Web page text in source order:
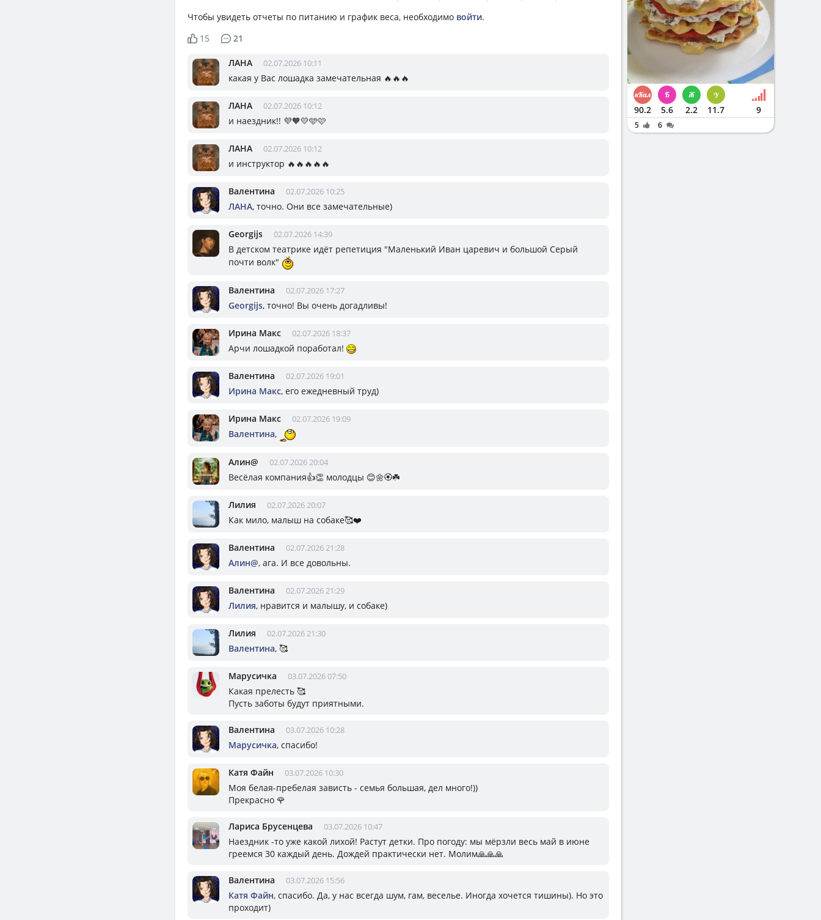
Чтобы увидеть отчеты по питанию и график веса, необходимо войти.
15
21
ЛАНА 02.07.2026 10:11
какая у Вас лошадка замечательная 🔥🔥🔥
ЛАНА 02.07.2026 10:12
и наездник!! 💜🧡💛🩵🩷
ЛАНА 02.07.2026 10:12
и инструктор 🔥🔥🔥🔥🔥
Валентина 02.07.2026 10:25
ЛАНА, точно. Они все замечательные)
Georgijs 02.07.2026 14:39
В детском театрике идёт репетиция "Маленький Иван царевич и большой Серый
почти волк"
Валентина 02.07.2026 17:27
Georgijs, точно! Вы очень догадливы!
Ирина Макс 02.07.2026 18:37
Арчи лошадкой поработал!
Валентина 02.07.2026 19:01
Ирина Макс, его ежедневный труд)
Ирина Макс 02.07.2026 19:09
Валентина,
Алин@ 02.07.2026 20:04
Весёлая компания👍👏 молодцы 😊🌼🏵☘️
Лилия 02.07.2026 20:07
Как мило, малыш на собаке🥰❤️
Валентина 02.07.2026 21:28
Алин@, ага. И все довольны.
Валентина 02.07.2026 21:29
Лилия, нравится и малышу, и собаке)
Лилия 02.07.2026 21:30
Валентина, 🥰
Марусичка 03.07.2026 07:50
Какая прелесть 🥰
Пусть заботы будут приятными.
Валентина 03.07.2026 10:28
Марусичка, спасибо!
Катя Файн 03.07.2026 10:30
Моя белая-пребелая зависть - семья большая, дел много!))
Прекрасно 🌹
Лариса Брусенцева 03.07.2026 10:47
Наездник -то уже какой лихой! Растут детки. Про погоду: мы мёрзли весь май в июне
греемся 30 каждый день. Дождей практически нет. Молим🙏🙏🙏
Валентина 03.07.2026 15:56
Катя Файн, спасибо. Да, у нас всегда шум, гам, веселье. Иногда хочется тишины). Но это
проходит)
90.2 5.6 2.2 11.7 9
5 6